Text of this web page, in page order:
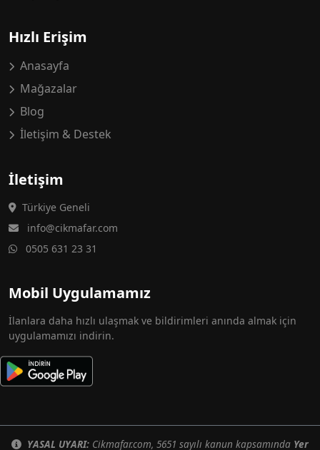
Hızlı Erişim
Anasayfa
Mağazalar
Blog
İletişim & Destek
İletişim
Türkiye Geneli
info@cikmafar.com
0505 631 23 31
Mobil Uygulamamız
İlanlara daha hızlı ulaşmak ve bildirimleri anında almak için
uygulamamızı indirin.
YASAL UYARI: Cikmafar.com, 5651 sayılı kanun kapsamında Yer